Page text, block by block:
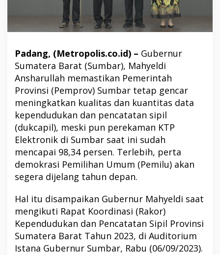
Padang, (Metropolis.co.id) – Gubernur
Sumatera Barat (Sumbar), Mahyeldi
Ansharullah memastikan Pemerintah
Provinsi (Pemprov) Sumbar tetap gencar
meningkatkan kualitas dan kuantitas data
kependudukan dan pencatatan sipil
(dukcapil), meski pun perekaman KTP
Elektronik di Sumbar saat ini sudah
mencapai 98,34 persen. Terlebih, perta
demokrasi Pemilihan Umum (Pemilu) akan
segera dijelang tahun depan.
Hal itu disampaikan Gubernur Mahyeldi saat
mengikuti Rapat Koordinasi (Rakor)
Kependudukan dan Pencatatan Sipil Provinsi
Sumatera Barat Tahun 2023, di Auditorium
Istana Gubernur Sumbar, Rabu (06/09/2023).